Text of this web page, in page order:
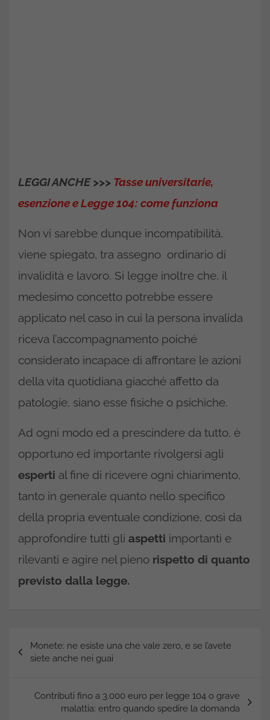
LEGGI ANCHE >>> Tasse universitarie,
esenzione e Legge 104: come funziona
Non vi sarebbe dunque incompatibilità,
viene spiegato, tra assegno ordinario di
invalidità e lavoro. Si legge inoltre che, il
medesimo concetto potrebbe essere
applicato nel caso in cui la persona invalida
riceva l’accompagnamento poiché
considerato incapace di affrontare le azioni
della vita quotidiana giacché affetto da
patologie, siano esse fisiche o psichiche.
Ad ogni modo ed a prescindere da tutto, è
opportuno ed importante rivolgersi agli
esperti al fine di ricevere ogni chiarimento,
tanto in generale quanto nello specifico
della propria eventuale condizione, così da
approfondire tutti gli aspetti importanti e
rilevanti e agire nel pieno rispetto di quanto
previsto dalla legge.
Navigazione
articoli
Monete: ne esiste una che vale zero, e se l’avete
siete anche nei guai
Contributi fino a 3.000 euro per legge 104 o grave
malattia: entro quando spedire la domanda